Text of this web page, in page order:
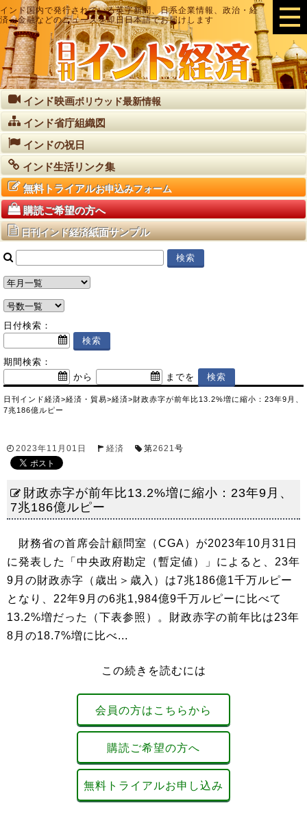
インド国内で発行されている英字新聞、日系企業情報、政治・経
済・金融などのニュースを即日日本語でお届けします
インド映画ボリウッド最新情報
インド省庁組織図
インドの祝日
インド生活リンク集
無料トライアルお申込みフォーム
購読ご希望の方へ
日刊インド経済紙面サンプル
日付検索：
期間検索：
から
までを
日刊インド経済>経済・貿易>経済>財政赤字が前年比13.2%増に縮小：23年9月、
7兆186億ルピー
2023年11月01日 経済 第2621号
財政赤字が前年比13.2%増に縮小：23年9月、
7兆186億ルピー
財務省の首席会計顧問室（CGA）が2023年10月31日
に発表した「中央政府勘定（暫定値）」によると、23年
9月の財政赤字（歳出＞歳入）は7兆186億1千万ルピー
となり、22年9月の6兆1,984億9千万ルピーに比べて
13.2%増だった（下表参照）。財政赤字の前年比は23年
8月の18.7%増に比べ...
この続きを読むには
会員の方はこちらから
購読ご希望の方へ
無料トライアルお申し込み